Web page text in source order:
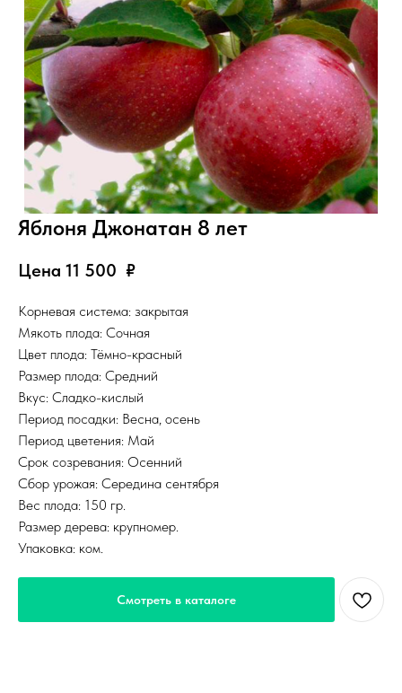
Яблоня Джонатан 8 лет
Цена 11 500 ₽
Корневая система: закрытая
Мякоть плода: Сочная
Цвет плода: Тёмно-красный
Размер плода: Средний
Вкус: Сладко-кислый
Период посадки: Весна, осень
Период цветения: Май
Срок созревания: Осенний
Сбор урожая: Середина сентября
Вес плода: 150 гр.
Размер дерева: крупномер.
Упаковка: ком.
Смотреть в каталоге